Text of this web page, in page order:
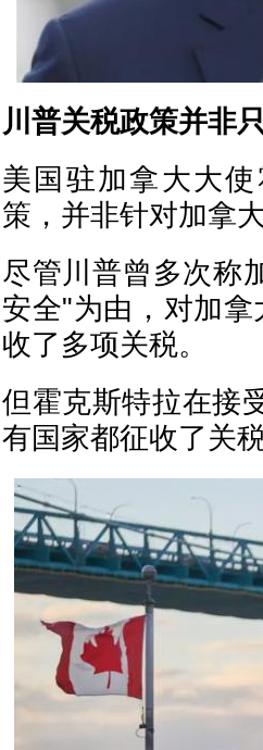
川普关税政策并非
美国驻加拿大大
策，并非针对加拿大
尽管川普曾多次称
安全"为由，对加
收了多项关税。
但霍克斯特拉在接
有国家都征收了关